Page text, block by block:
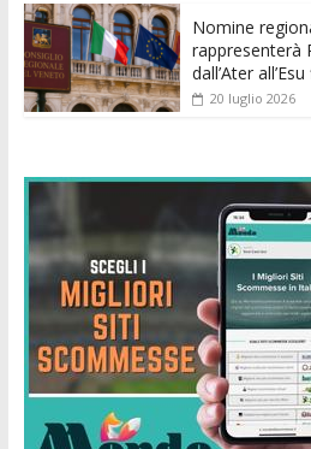
Nomine
rappresenterà
dall’Ater
20 luglio 2026